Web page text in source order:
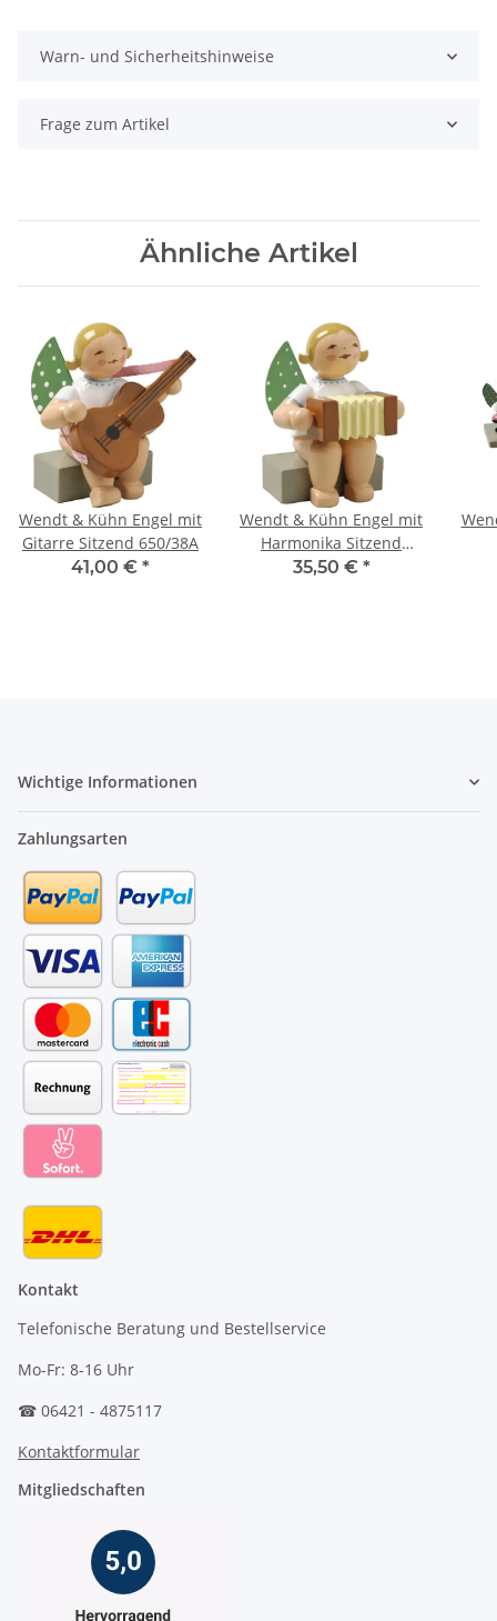
Warn- und Sicherheitshinweise
Frage zum Artikel
Ähnliche Artikel
Wendt & Kühn Engel mit
Gitarre Sitzend 650/38A
41,00 € *
Wendt & Kühn Engel mit
Harmonika Sitzend
650/8A
35,50 € *
Wichtige Informationen
Zahlungsarten
Kontakt
Telefonische Beratung und Bestellservice
Mo-Fr: 8-16 Uhr
☎ 06421 - 4875117
Kontaktformular
Mitgliedschaften